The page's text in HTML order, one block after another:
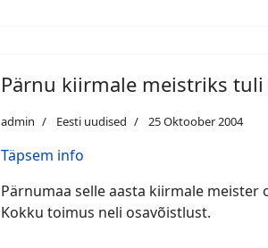
Pärnu kiirmale meistriks tuli
admin Eesti uudised 25 Oktoober 2004
Täpsem info
Pärnumaa selle aasta kiirmale meister
Kokku toimus neli osavõistlust.